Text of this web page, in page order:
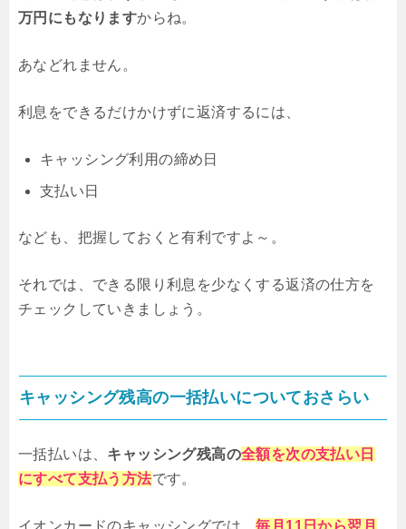
万円にもなりますからね。
あなどれません。
利息をできるだけかけずに返済するには、
キャッシング利用の締め日
支払い日
なども、把握しておくと有利ですよ～。
それでは、できる限り利息を少なくする返済の仕方を
チェックしていきましょう。
キャッシング残高の一括払いについておさらい
一括払いは、 キャッシング残高の全額を次の支払い日
にすべて支払う方法です。
イオンカードのキャッシングでは、毎月11日から翌月